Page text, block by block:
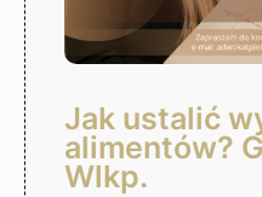
Jak ustalić
alimentów?
Wlkp.